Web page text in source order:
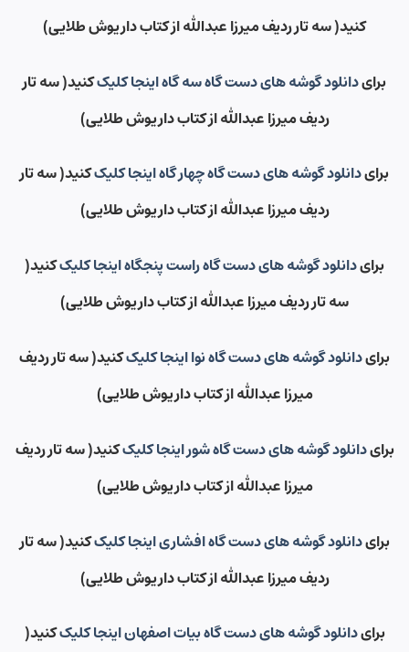
کنید( سه تار ردیف میرزا عبدالله از کتاب داریوش طلایی)
برایدانلود گوشه های دست گاه سه گاه اینجا کلیککنید( سه تار
ردیف میرزا عبدالله از کتاب داریوش طلایی)
برایدانلود گوشه های دست گاه چهار گاه اینجا کلیککنید( سه تار
ردیف میرزا عبدالله از کتاب داریوش طلایی)
برایدانلود گوشه های دست گاه راست پنجگاه اینجا کلیککنید(
سه تار ردیف میرزا عبدالله از کتاب داریوش طلایی)
برایدانلود گوشه های دست گاه نوا اینجا کلیککنید( سه تار ردیف
میرزا عبدالله از کتاب داریوش طلایی)
برایدانلود گوشه های دست گاه شور اینجا کلیککنید( سه تار ردیف
میرزا عبدالله از کتاب داریوش طلایی)
برایدانلود گوشه های دست گاه افشاری اینجا کلیککنید( سه تار
ردیف میرزا عبدالله از کتاب داریوش طلایی)
برایدانلود گوشه های دست گاه بیات اصفهان اینجا کلیککنید(